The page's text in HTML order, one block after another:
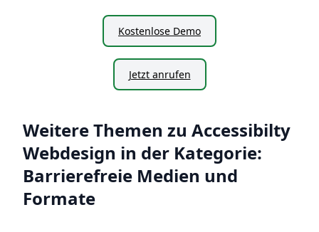
Kostenlose Demo
Jetzt anrufen
Weitere Themen zu Accessibilty
Webdesign in der Kategorie:
Barrierefreie Medien und
Formate